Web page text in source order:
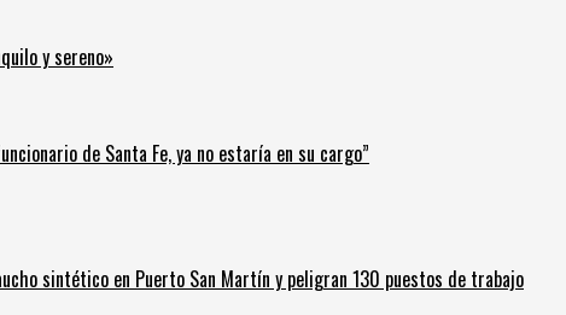
y sereno»
de Santa Fe, ya no estaría en su cargo”
sintético en Puerto San Martín y peligran 130 puestos de trabajo